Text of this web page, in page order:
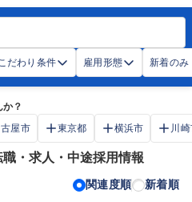
だわり条件 雇用形態 新着のみ
？
屋市 東京都 横浜市 川
・求人・中途採用情報
関連度順 新着順